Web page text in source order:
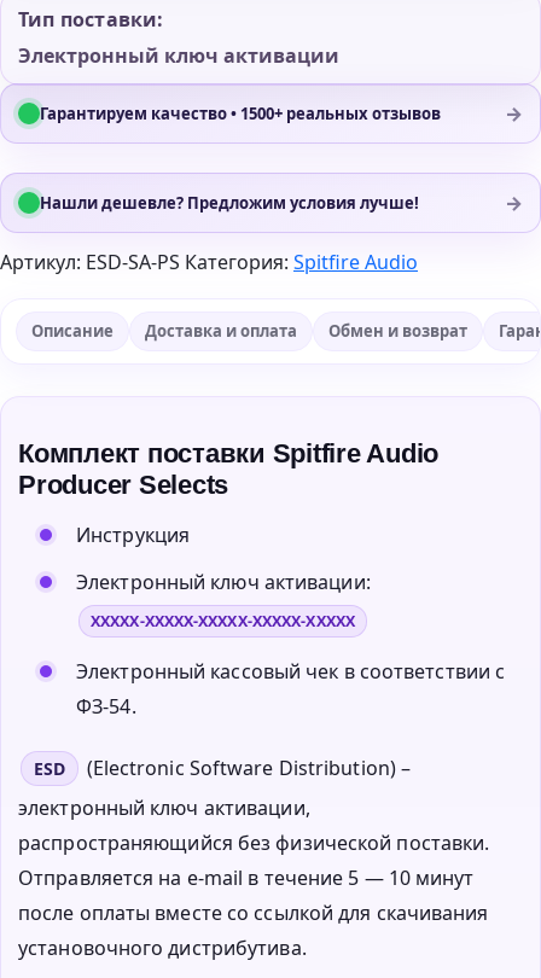
Тип поставки:
Электронный ключ активации
Гарантируем качество • 1500+ реальных отзывов →
Нашли дешевле? Предложим условия лучше! →
Артикул: ESD-SA-PS Категория: Spitfire Audio
Описание Доставка и оплата Обмен и возврат
Комплект поставки Spitfire Audio
Producer Selects
Инструкция
Электронный ключ активации:
XXXXX-XXXXX-XXXXX-XXXXX-XXXXX
Электронный кассовый чек в соответствии с
ФЗ-54.
ESD
(Electronic Software Distribution) –
электронный ключ активации,
распространяющийся без физической поставки.
Отправляется на e-mail в течение 5 — 10 минут
после оплаты вместе со ссылкой для скачивания
установочного дистрибутива.